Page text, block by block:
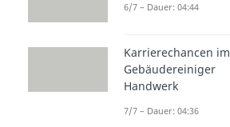
6/7 – Dauer: 04:44
Karrierechancen im
Gebäudereiniger
Handwerk
7/7 – Dauer: 04:36